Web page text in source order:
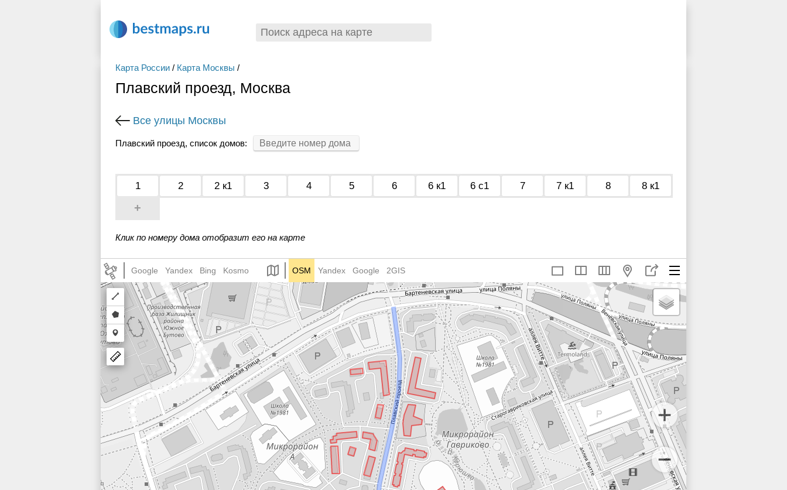
Карта России / Карта Москвы /
Плавский проезд, Москва
Все улицы Москвы
Плавский проезд, список домов:
1 2 2 к1 3 4 5 6 6 к1 6 с1 7 7 к1 8 8 к1
+
Клик по номеру дома отобразит его на карте
Google Yandex Bing Kosmo OSM Yandex Google 2GIS
Draw
a
polyline
Draw
a
polygon
Draw
a
marker